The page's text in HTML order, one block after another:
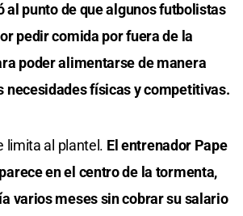
al punto de que algunos futbolistas
pedir comida por fuera de la
poder alimentarse de manera
necesidades físicas y competitivas.
limita al plantel. El entrenador Pape
en el centro de la tormenta,
varios meses sin cobrar su salario